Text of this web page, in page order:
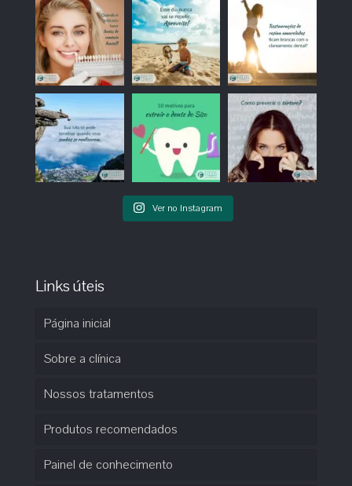
Ver no Instagram
Links úteis
Página inicial
Sobre a clínica
Nossos tratamentos
Produtos recomendados
Painel de conhecimento